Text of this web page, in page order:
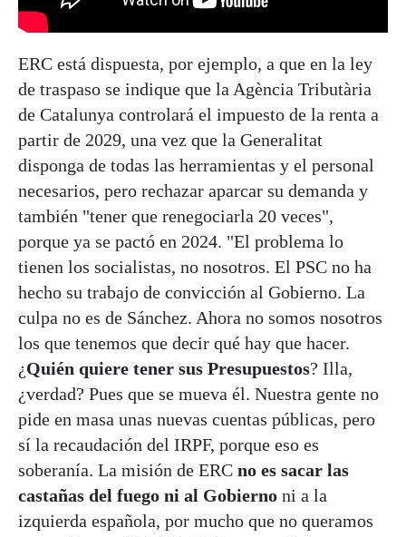
ERC está dispuesta, por ejemplo, a que en la ley
de traspaso se indique que la Agència Tributària
de Catalunya controlará el impuesto de la renta a
partir de 2029, una vez que la Generalitat
disponga de todas las herramientas y el personal
necesarios, pero rechazar aparcar su demanda y
también "tener que renegociarla 20 veces",
porque ya se pactó en 2024. "El problema lo
tienen los socialistas, no nosotros. El PSC no ha
hecho su trabajo de convicción al Gobierno. La
culpa no es de Sánchez. Ahora no somos nosotros
los que tenemos que decir qué hay que hacer.
¿Quién quiere tener sus Presupuestos? Illa,
¿verdad? Pues que se mueva él. Nuestra gente no
pide en masa unas nuevas cuentas públicas, pero
sí la recaudación del IRPF, porque eso es
soberanía. La misión de ERC no es sacar las
castañas del fuego ni al Gobierno ni a la
izquierda española, por mucho que no queramos